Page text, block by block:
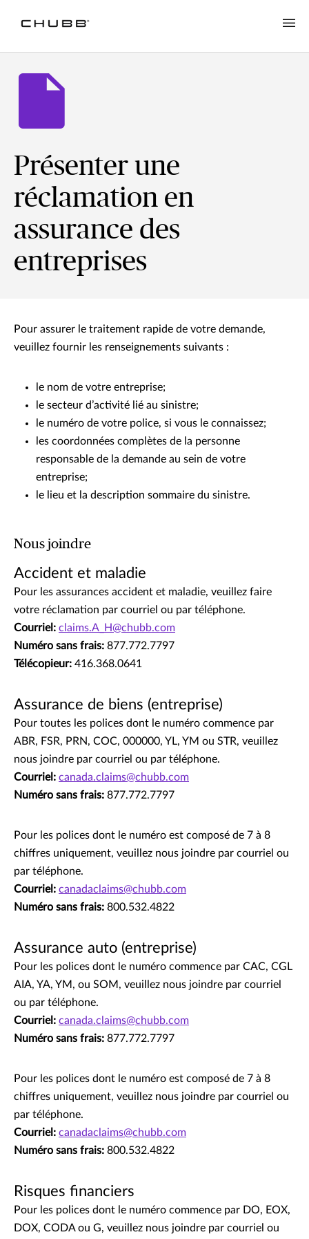
Présenter une
réclamation en
assurance des
entreprises
Pour assurer le traitement rapide de votre demande,
veuillez fournir les renseignements suivants :
le nom de votre entreprise;
le secteur d’activité lié au sinistre;
le numéro de votre police, si vous le connaissez;
les coordonnées complètes de la personne
responsable de la demande au sein de votre
entreprise;
le lieu et la description sommaire du sinistre.
Nous joindre
Accident et maladie
Pour les assurances accident et maladie, veuillez faire
votre réclamation par courriel ou par téléphone.
Courriel: claims.A_H@chubb.com
Numéro sans frais: 877.772.7797
Télécopieur: 416.368.0641
Assurance de biens (entreprise)
Pour toutes les polices dont le numéro commence par
ABR, FSR, PRN, COC, 000000, YL, YM ou STR, veuillez
nous joindre par courriel ou par téléphone.
Courriel: canada.claims@chubb.com
Numéro sans frais: 877.772.7797
Pour les polices dont le numéro est composé de 7 à 8
chiffres uniquement, veuillez nous joindre par courriel ou
par téléphone.
Courriel: canadaclaims@chubb.com
Numéro sans frais: 800.532.4822
Assurance auto (entreprise)
Pour les polices dont le numéro commence par CAC, CGL
AIA, YA, YM, ou SOM, veuillez nous joindre par courriel
ou par téléphone.
Courriel: canada.claims@chubb.com
Numéro sans frais: 877.772.7797
Pour les polices dont le numéro est composé de 7 à 8
chiffres uniquement, veuillez nous joindre par courriel ou
par téléphone.
Courriel: canadaclaims@chubb.com
Numéro sans frais: 800.532.4822
Risques financiers
Pour les polices dont le numéro commence par DO, EOX,
DOX, CODA ou G, veuillez nous joindre par courriel ou